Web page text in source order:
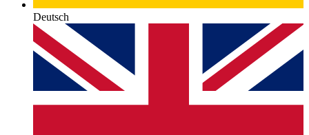
Deutsch